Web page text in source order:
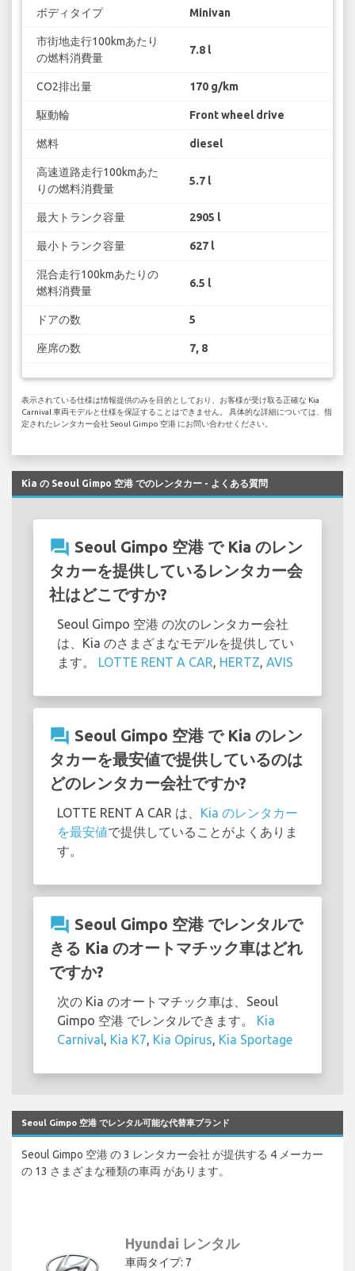
ボディタイプ Minivan
市街地走行100kmあたり
の燃料消費量
7.8 l
CO2排出量 170 g/km
駆動輪 Front wheel drive
燃料 diesel
高速道路走行100kmあた
りの燃料消費量
5.7 l
最大トランク容量 2905 l
最小トランク容量 627 l
混合走行100kmあたりの
燃料消費量
6.5 l
ドアの数 5
座席の数 7, 8
表示されている仕様は情報提供のみを目的としており、お客様が受け取る正確な Kia
Carnival 車両モデルと仕様を保証することはできません。 具体的な詳細については、指
定されたレンタカー会社 Seoul Gimpo 空港 にお問い合わせください。
Kia の Seoul Gimpo 空港 でのレンタカー - よくある質問
question_answer Seoul Gimpo 空港 で Kia のレン
タカーを提供しているレンタカー会
社はどこですか?
Seoul Gimpo 空港 の次のレンタカー会社
は、Kia のさまざまなモデルを提供してい
ます。 LOTTE RENT A CAR HERTZ AVIS
question_answer Seoul Gimpo 空港 で Kia のレン
タカーを最安値で提供しているのは
どのレンタカー会社ですか?
LOTTE RENT A CAR は、 Kia のレンタカー
を最安値で提供していることがよくありま
す。
question_answer Seoul Gimpo 空港 でレンタルで
きる Kia のオートマチック車はどれ
ですか?
次の Kia のオートマチック車は、Seoul
Gimpo 空港 でレンタルできます。 Kia
Carnival
Kia K7 Kia Opirus Kia Sportage
Seoul Gimpo 空港 でレンタル可能な代替車ブランド
Seoul Gimpo 空港 の 3 レンタカー会社 が提供する 4 メーカー
の 13 さまざまな種類の車両 があります。
Hyundai レンタル
車両タイプ: 7